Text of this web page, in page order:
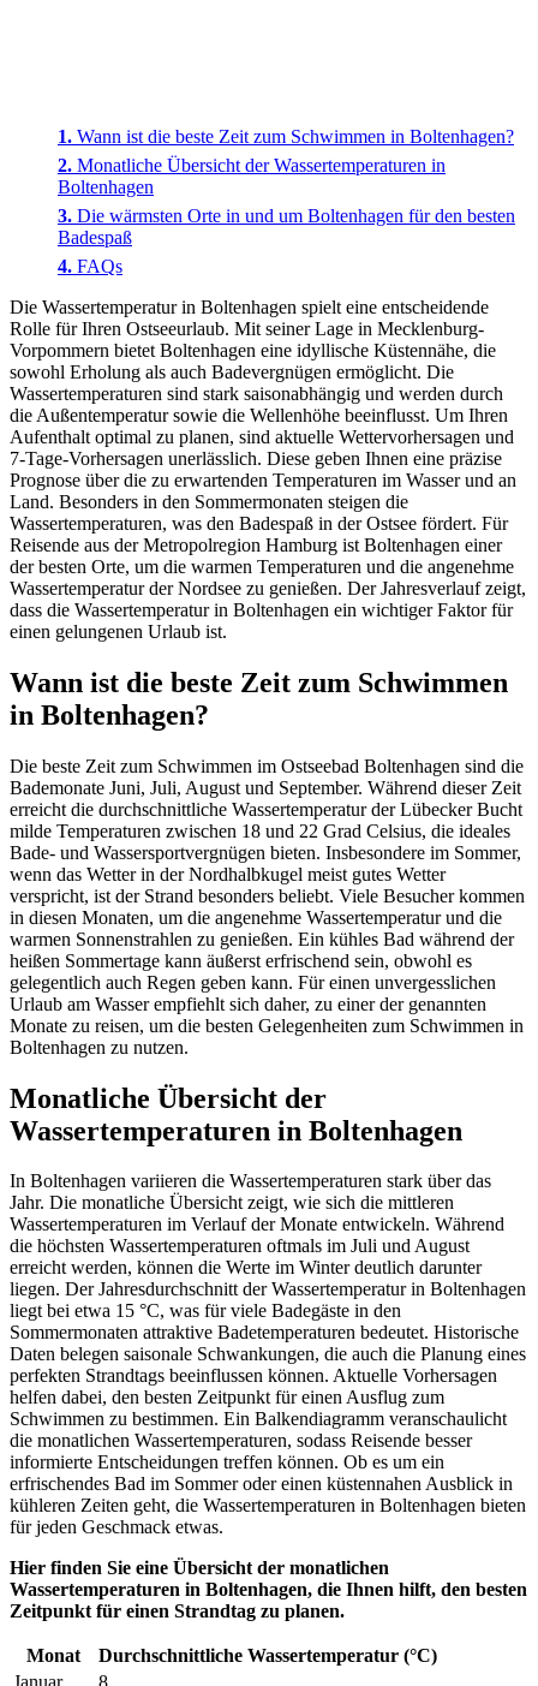
Wann ist die beste Zeit zum Schwimmen in Boltenhagen?
Monatliche Übersicht der Wassertemperaturen in
Boltenhagen
Die wärmsten Orte in und um Boltenhagen für den besten
Badespaß
FAQs
Die Wassertemperatur in Boltenhagen spielt eine entscheidende
Rolle für Ihren Ostseeurlaub. Mit seiner Lage in Mecklenburg-
Vorpommern bietet Boltenhagen eine idyllische Küstennähe, die
sowohl Erholung als auch Badevergnügen ermöglicht. Die
Wassertemperaturen sind stark saisonabhängig und werden durch
die Außentemperatur sowie die Wellenhöhe beeinflusst. Um Ihren
Aufenthalt optimal zu planen, sind aktuelle Wettervorhersagen und
7-Tage-Vorhersagen unerlässlich. Diese geben Ihnen eine präzise
Prognose über die zu erwartenden Temperaturen im Wasser und an
Land. Besonders in den Sommermonaten steigen die
Wassertemperaturen, was den Badespaß in der Ostsee fördert. Für
Reisende aus der Metropolregion Hamburg ist Boltenhagen einer
der besten Orte, um die warmen Temperaturen und die angenehme
Wassertemperatur der Nordsee zu genießen. Der Jahresverlauf zeigt,
dass die Wassertemperatur in Boltenhagen ein wichtiger Faktor für
einen gelungenen Urlaub ist.
Wann ist die beste Zeit zum Schwimmen
in Boltenhagen?
Die beste Zeit zum Schwimmen im Ostseebad Boltenhagen sind die
Bademonate Juni, Juli, August und September. Während dieser Zeit
erreicht die durchschnittliche Wassertemperatur der Lübecker Bucht
milde Temperaturen zwischen 18 und 22 Grad Celsius, die ideales
Bade- und Wassersportvergnügen bieten. Insbesondere im Sommer,
wenn das Wetter in der Nordhalbkugel meist gutes Wetter
verspricht, ist der Strand besonders beliebt. Viele Besucher kommen
in diesen Monaten, um die angenehme Wassertemperatur und die
warmen Sonnenstrahlen zu genießen. Ein kühles Bad während der
heißen Sommertage kann äußerst erfrischend sein, obwohl es
gelegentlich auch Regen geben kann. Für einen unvergesslichen
Urlaub am Wasser empfiehlt sich daher, zu einer der genannten
Monate zu reisen, um die besten Gelegenheiten zum Schwimmen in
Boltenhagen zu nutzen.
Monatliche Übersicht der
Wassertemperaturen in Boltenhagen
In Boltenhagen variieren die Wassertemperaturen stark über das
Jahr. Die monatliche Übersicht zeigt, wie sich die mittleren
Wassertemperaturen im Verlauf der Monate entwickeln. Während
die höchsten Wassertemperaturen oftmals im Juli und August
erreicht werden, können die Werte im Winter deutlich darunter
liegen. Der Jahresdurchschnitt der Wassertemperatur in Boltenhagen
liegt bei etwa 15 °C, was für viele Badegäste in den
Sommermonaten attraktive Badetemperaturen bedeutet. Historische
Daten belegen saisonale Schwankungen, die auch die Planung eines
perfekten Strandtags beeinflussen können. Aktuelle Vorhersagen
helfen dabei, den besten Zeitpunkt für einen Ausflug zum
Schwimmen zu bestimmen. Ein Balkendiagramm veranschaulicht
die monatlichen Wassertemperaturen, sodass Reisende besser
informierte Entscheidungen treffen können. Ob es um ein
erfrischendes Bad im Sommer oder einen küstennahen Ausblick in
kühleren Zeiten geht, die Wassertemperaturen in Boltenhagen bieten
für jeden Geschmack etwas.
Hier finden Sie eine Übersicht der monatlichen
Wassertemperaturen in Boltenhagen, die Ihnen hilft, den besten
Zeitpunkt für einen Strandtag zu planen.
Monat
Durchschnittliche Wassertemperatur (°C)